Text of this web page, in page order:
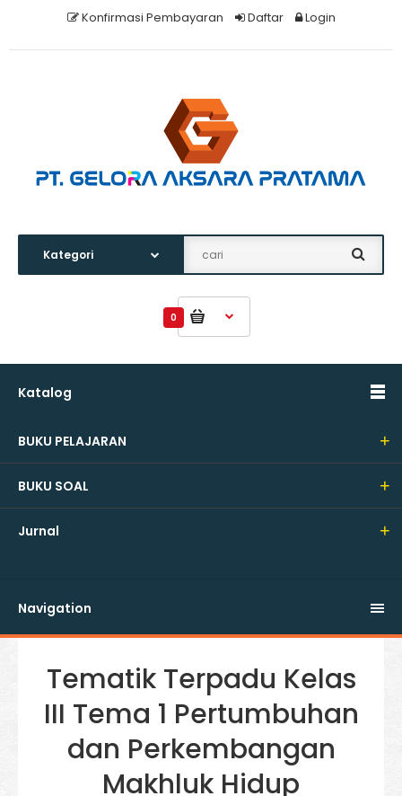
Konfirmasi Pembayaran Daftar Login
0
Katalog
BUKU PELAJARAN
BUKU SOAL
Jurnal
Navigation
Tematik Terpadu Kelas
III Tema 1 Pertumbuhan
dan Perkembangan
Makhluk Hidup